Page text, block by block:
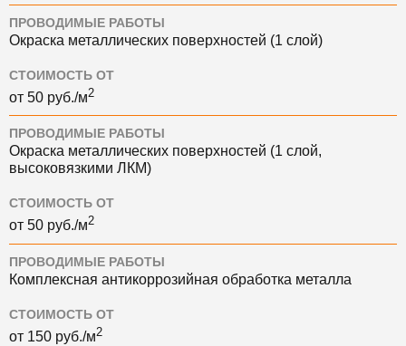
ПРОВОДИМЫЕ РАБОТЫ
Окраска металлических поверхностей (1 слой)
СТОИМОСТЬ ОТ
от 50 руб./м2
ПРОВОДИМЫЕ РАБОТЫ
Окраска металлических поверхностей (1 слой,
высоковязкими ЛКМ)
СТОИМОСТЬ ОТ
от 50 руб./м2
ПРОВОДИМЫЕ РАБОТЫ
Комплексная антикоррозийная обработка металла
СТОИМОСТЬ ОТ
от 150 руб./м2